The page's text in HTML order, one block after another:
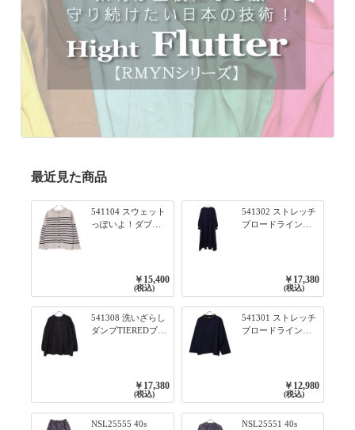
最近見た商品
541104 スウェット
っぽいよ！ダブル
プルオーバー 101オ
フベージュ×ネイビ
ー／レッド
￥15,400
(税込)
541302 ストレッチ
ブロードライン入
ワンピース 79ネイ
￥17,380
(税込)
541308 洗いざらし
ダンプTIEREDブシ
￥17,380
(税込)
541301 ストレッチ
ブロードライン入
リブプルオーバー
79ネイビー
￥12,980
(税込)
NSL25555 40s
NSL25551 40s